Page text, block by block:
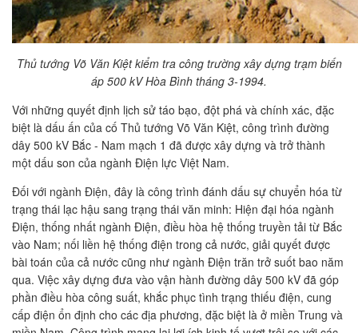
Thủ tướng Võ Văn Kiệt kiểm tra công trường xây dựng trạm biến
áp 500 kV Hòa Bình tháng 3-1994.
Với những quyết định lịch sử táo bạo, đột phá và chính xác, đặc
biệt là dấu ấn của cố Thủ tướng Võ Văn Kiệt, công trình đường
dây 500 kV Bắc - Nam mạch 1 đã được xây dựng và trở thành
một dấu son của ngành Điện lực Việt Nam.
Đối với ngành Điện, đây là công trình đánh dấu sự chuyển hóa từ
trạng thái lạc hậu sang trạng thái văn minh: Hiện đại hóa ngành
Điện, thống nhất ngành Điện, điều hòa hệ thống truyền tải từ Bắc
vào Nam; nối liền hệ thống điện trong cả nước, giải quyết được
bài toán của cả nước cũng như ngành Điện trăn trở suốt bao năm
qua. Việc xây dựng đưa vào vận hành đường dây 500 kV đã góp
phần điều hòa công suất, khắc phục tình trạng thiếu điện, cung
cấp điện ổn định cho các địa phương, đặc biệt là ở miền Trung và